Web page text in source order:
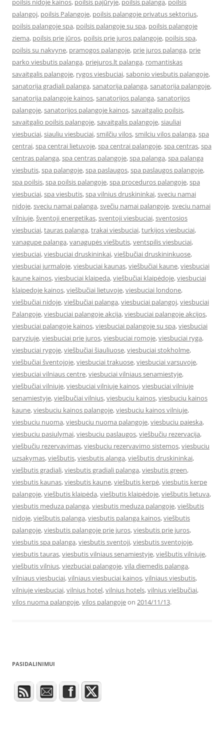
poilsis nidoje kainos, poilsis pajūryje, poilsis palanga, poilsis
palangoj, poilsis Palangoje, poilsis palangoje privatus sektorius,
poilsis palangoje spa, poilsis palangoje su spa, poilsis palangoje
ziema, poilsis prie jūros, poilsis prie juros palangoje, poilsis spa,
poilsis su nakvyne, pramogos palangoje, prie juros palanga, prie
parko viesbutis palanga, priejuros.lt palanga, romantiskas
savaitgalis palangoje, rygos viesbuciai,sabonio viesbutis palangoje,
sanatorija gradiali palanga,sanatorija palanga,sanatorija palangoje,
sanatorija palangoje kainos,sanatorijos palanga,sanatorijos
palangoje,sanatorijos palangoje kainos,savaitgalio poilsis,
savaitgalio poilsis palangoje,savaitgalis palangoje,siauliai
viesbuciai,siauliu viesbuciai,smilčių vilos,smilciu vilos palanga,spa
centrai,spa centrai lietuvoje,spa centrai palangoje,spa centras,spa
centras palanga,spa centras palangoje,spa palanga,spa palanga
viesbutis,spa palangoje,spa paslaugos,spa paslaugos palangoje,
spa poilsis,spa poilsis palangoje,spa proceduros palangoje,spa
viesbuciai,spa viesbutis,spa vilnius druskininkai,sveciu namai
nidoje,sveciu namai palanga,svečių namai palangoje,sveciu namai
vilniuje,šventoji energetikas,sventoji viesbuciai,sventosios
viesbuciai,tauras palanga,trakai viesbuciai,turkijos viesbuciai,
vanagupe palanga,vanagupės viešbutis,ventspilis viesbuciai,
viesbuciai,viesbuciai druskininkai,viešbučiai druskininkuose,
viesbuciai jurmaloje,viesbuciai kaunas,viešbučiai kaune,viesbuciai
kaune kainos,viesbuciai klaipeda,viešbučiai klaipėdoje,viesbuciai
klaipedoje kainos,viešbučiai lietuvoje,viesbuciai londone,
viešbučiai nidoje,viešbučiai palanga,viesbuciai palangoj,viesbuciai
Palangoje,viesbuciai palangoje akcija,viesbuciai palangoje akcijos,
viesbuciai palangoje kainos,viesbuciai palangoje su spa,viesbuciai
paryziuje,viesbuciai prie juros,viesbuciai romoje,viesbuciai ryga,
viesbuciai rygoje,viešbučiai šiauliuose,viesbuciai stokholme,
viešbučiai šventojoje,viesbuciai trakuose,viesbuciai varsuvoje,
viesbuciai vilniaus centre,viesbuciai vilniaus senamiestyje,
viešbučiai vilniuje,viesbuciai vilniuje kainos,viesbuciai vilniuje
senamiestyje,viešbučiai vilnius,viesbuciu kainos,viesbuciu kainos
kaune,viesbuciu kainos palangoje,viesbuciu kainos vilniuje,
viesbuciu nuoma,viesbuciu nuoma palangoje,viesbuciu paieska,
viesbuciu pasiulymai,viesbuciu paslaugos,viešbučių rezervacija,
viešbučių rezervavimas,viesbuciu rezervavimo sistemos,viesbuciu
uzsakymas,viešbutis,viesbutis alanga,viešbutis druskininkai,
viešbutis gradiali,viesbutis gradiali palanga,viesbutis green,
viesbutis kaunas,viesbutis kaune,viešbutis kerpė,viesbutis kerpe
palangoje,viešbutis klaipėda,viešbutis klaipėdoje,viešbutis lietuva,
viesbutis meduza palanga,viesbutis meduza palangoje,viešbutis
nidoje,viešbutis palanga,viesbutis palanga kainos,viešbutis
palangoje,viesbutis palangoje prie juros,viesbutis prie juros,
viesbutis spa palanga,viesbutis sventoji,viesbutis sventojoje,
viesbutis tauras,viesbutis vilniaus senamiestyje,viešbutis vilniuje,
viešbutis vilnius,viezbuciai palangoje,vila diemedis palanga,
vilniaus viesbuciai,vilniaus viesbuciai kainos,vilniaus viesbutis,
vilniuje viesbuciai,vilnius hotel,vilnius hotels,vilnius viešbučiai,
vilos nuoma palangoje,vilos palangojeon 2014/11/13.
PASIDALINIMUI